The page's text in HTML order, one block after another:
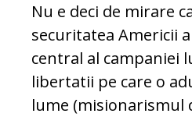
Nu e deci de mirare
securitatea Americii
central al campaniei
libertatii pe care o
lume (misionarismul